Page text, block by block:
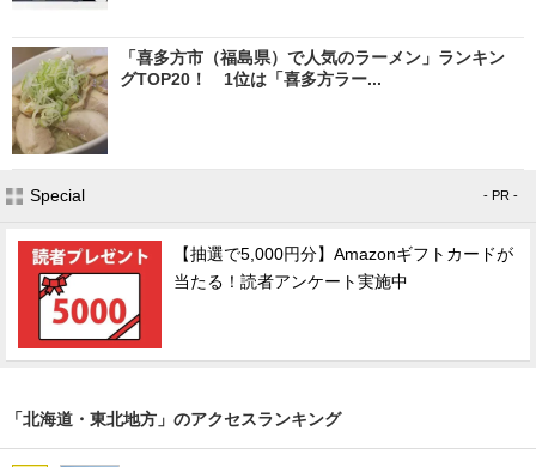
「喜多方市（福島県）で人気のラーメン」ランキン
グTOP20！ 1位は「喜多方ラー...
Special - PR -
【抽選で5,000円分】Amazonギフトカードが
当たる！読者アンケート実施中
「北海道・東北地方」のアクセスランキング